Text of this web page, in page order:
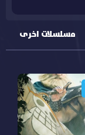
مسلسلات اخرى